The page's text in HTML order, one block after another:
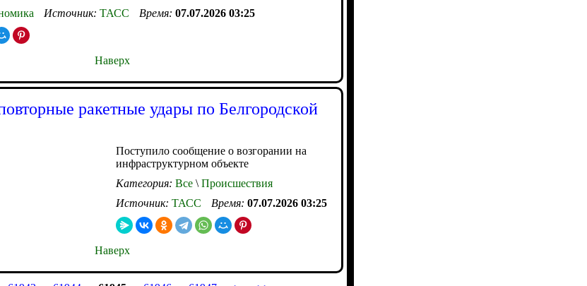
Источник: ТАСС Время: 07.07.2026 03:25
Наверх
ракетные удары по Белгородской
Поступило сообщение о возгорании на
инфраструктурном объекте
Категория: Все \ Происшествия
Источник: ТАСС Время: 07.07.2026 03:25
Наверх